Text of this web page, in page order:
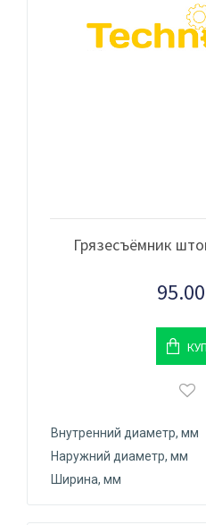
Грязесъёмник
Внутренний диаметр, мм
Наружний диаметр, мм
Ширина, мм